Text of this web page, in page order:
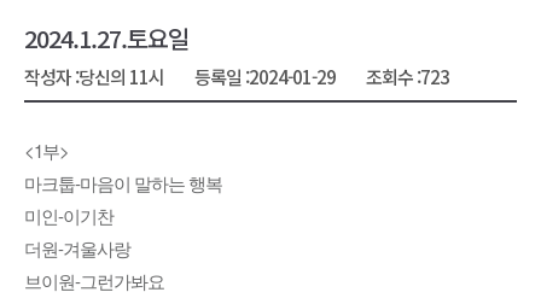
2024.1.27.토요일
작성자 :당신의 11시 등록일 :2024-01-29 조회수 :723
<1부>
마크툽-마음이 말하는 행복
미인-이기찬
더원-겨울사랑
브이원-그런가봐요